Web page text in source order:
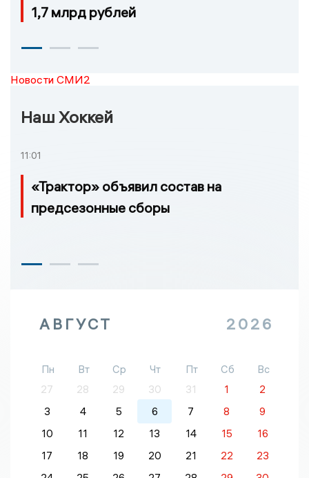
1,7 млрд рублей
Новости СМИ2
Наш Хоккей
11:01
«Трактор» объявил состав на
предсезонные сборы
АВГУСТ 2026
Пн Вт Ср Чт Пт Сб
Вс
27
28 29 30 31 1
2
3
4 5 6 7 8
9
10
11 12 13 14 15
16
17
18 19 20 21 22
23